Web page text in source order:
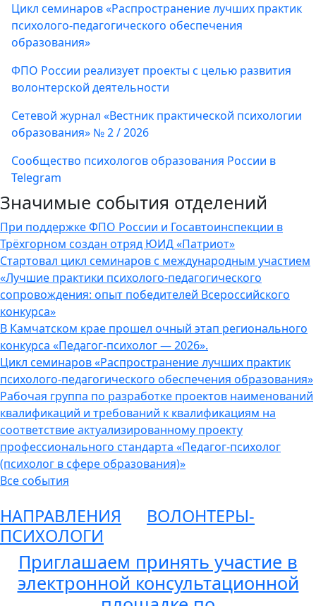
Цикл семинаров «Распространение лучших практик
психолого-педагогического обеспечения
образования»
ФПО России реализует проекты с целью развития
волонтерской деятельности
Сетевой журнал «Вестник практической психологии
образования» № 2 / 2026
Сообщество психологов образования России в
Telegram
Значимые события отделений
При поддержке ФПО России и Госавтоинспекции в
Трёхгорном создан отряд ЮИД «Патриот»
Стартовал цикл семинаров с международным участием
«Лучшие практики психолого-педагогического
сопровождения: опыт победителей Всероссийского
конкурса»
В Камчатском крае прошел очный этап регионального
конкурса «Педагог-психолог — 2026».
Цикл семинаров «Распространение лучших практик
психолого-педагогического обеспечения образования»
Рабочая группа по разработке проектов наименований
квалификаций и требований к квалификациям на
соответствие актуализированному проекту
профессионального стандарта «Педагог-психолог
(психолог в сфере образования)»
Все события
НАПРАВЛЕНИЯ
ВОЛОНТЕРЫ-
ПСИХОЛОГИ
Приглашаем принять участие в
электронной консультационной